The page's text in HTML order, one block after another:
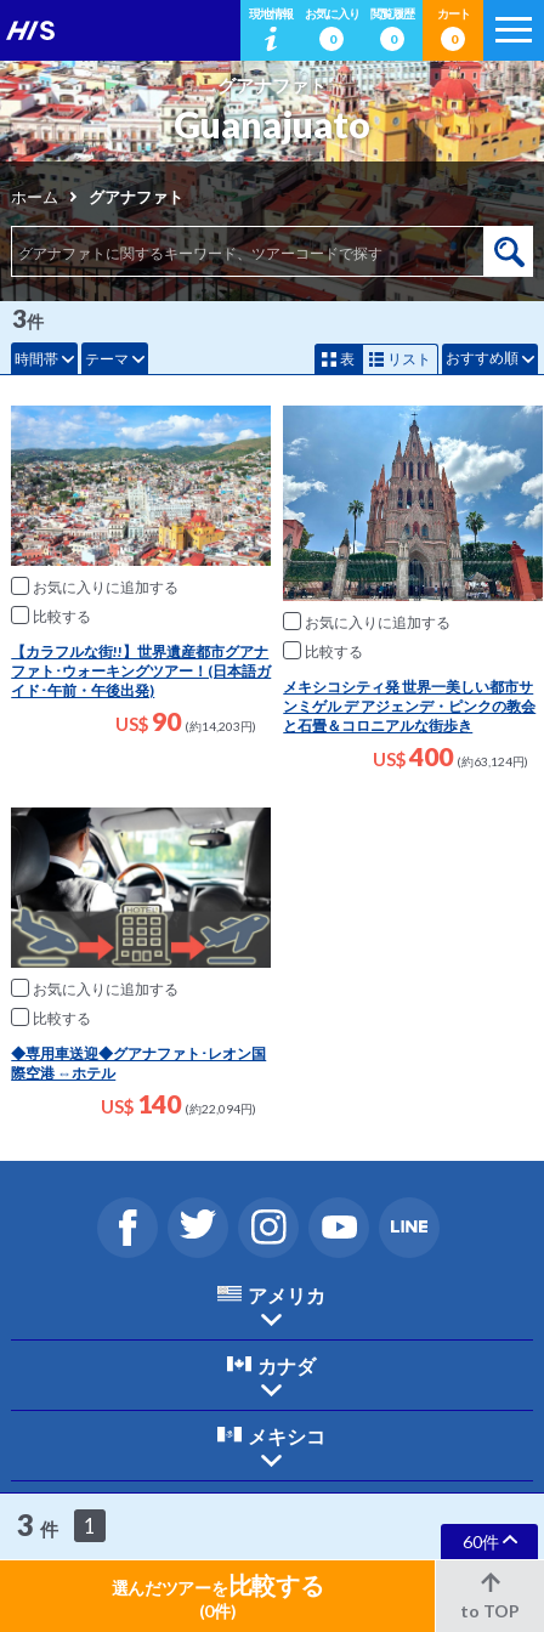
現地情報
お気に入り
0
閲覧履歴
0
カート
0
グアナファト
Guanajuato
ホーム グアナファト
時間帯 テーマ
3件
表 リスト おすすめ順
お気に入りに追加
比較
【カラフルな街!!】世界遺産都市グアナ
ファト･ウォーキングツアー！(日本語ガ
イド･午前・午後出発)
US$ 90 (約14,203円)
お気に入りに追加
比較
メキシコシティ発 世界一美しい都市サ
ンミゲル デ アジェンデ・ピンクの教会
と石畳＆コロニアルな街歩き
US$400 (約63,124円)
お気に入りに追加
比較
◆専用車送迎◆グアナファト･レオン国
際空港 ⇔ホテル
US$ 140 (約22,094円)
3 件 1
60件
選んだツアーを比較する
(0件) to TOP
アメリカ
カナダ
メキシコ
ホーム ご利用規約
Copyright © 2026 HIS International Tours Inc. All Rights Reserved.